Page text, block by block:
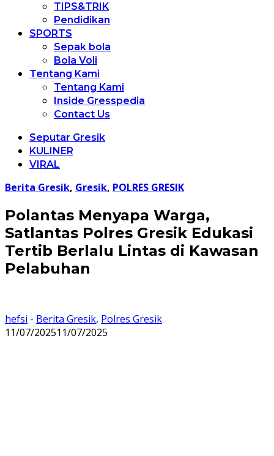
TIPS&TRIK
Pendidikan
SPORTS
Sepak bola
Bola Voli
Tentang Kami
Tentang Kami
Inside Gresspedia
Contact Us
Seputar Gresik
KULINER
VIRAL
Berita Gresik, Gresik, POLRES GRESIK
Polantas Menyapa Warga,
Satlantas Polres Gresik Edukasi
Tertib Berlalu Lintas di Kawasan
Pelabuhan
hefsi - Berita Gresik, Polres Gresik
11/07/202511/07/2025